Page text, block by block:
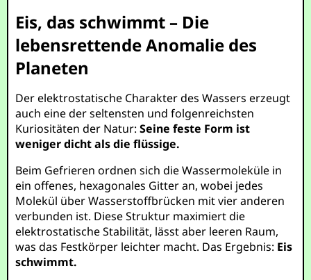
Eis, das schwimmt – Die
lebensrettende Anomalie des
Planeten
Der elektrostatische Charakter des Wassers erzeugt
auch eine der seltensten und folgenreichsten
Kuriositäten der Natur:Seine feste Form ist
weniger dicht als die flüssige.
Beim Gefrieren ordnen sich die Wassermoleküle in
ein offenes, hexagonales Gitter an, wobei jedes
Molekül über Wasserstoffbrücken mit vier anderen
verbunden ist. Diese Struktur maximiert die
elektrostatische Stabilität, lässt aber leeren Raum,
was das Festkörper leichter macht. Das Ergebnis: Eis
schwimmt.